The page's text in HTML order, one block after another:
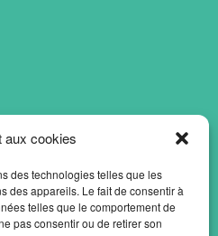
aux cookies
des technologies telles que les
des appareils. Le fait de consentir à
telles que le comportement de
pas consentir ou de retirer son